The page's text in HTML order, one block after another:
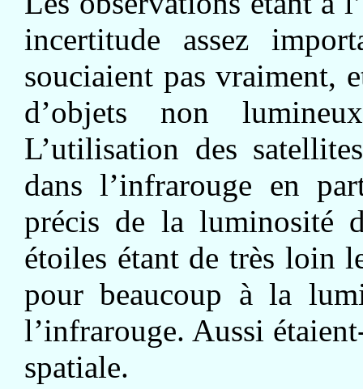
incertitude assez
souciaient pas vraiment,
d’objets non
L’utilisation des
dans l’infrarouge en
précis de la luminosité
étoiles étant de très loin
pour beaucoup à la
l’infrarouge. Aussi
spatiale.